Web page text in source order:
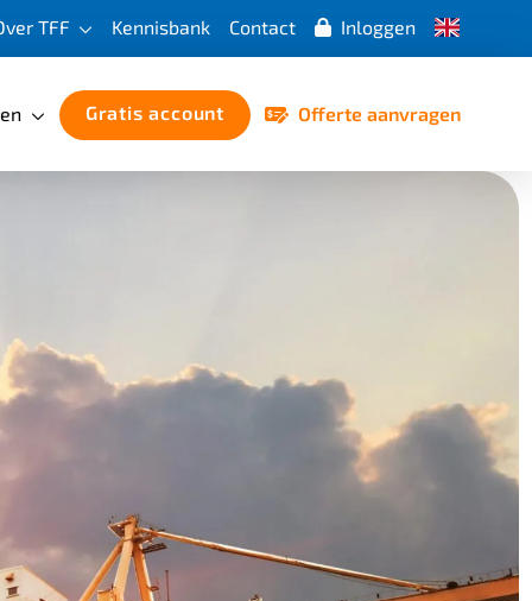
TFF Kennisbank Contact Inloggen
Gratis account Offerte aanvragen